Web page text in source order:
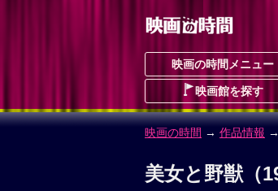
映画の時間メニュー
映画館を探す
映画の時間 → 作品情報 →
美女と野獣（